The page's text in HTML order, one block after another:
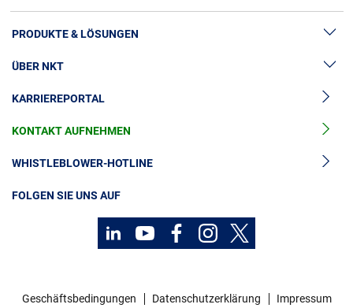
PRODUKTE & LÖSUNGEN
Hochspannung
Kabelgarnituren
Mittelspannungskabel
Niederspannungskabel
ÜBER NKT
News & Presse
Unsere Geschichte
Investoren
Nachhaltigkeit
KARRIEREPORTAL
KONTAKT AUFNEHMEN
WHISTLEBLOWER-HOTLINE
FOLGEN SIE UNS AUF
Geschäftsbedingungen Datenschutzerklärung Impressum